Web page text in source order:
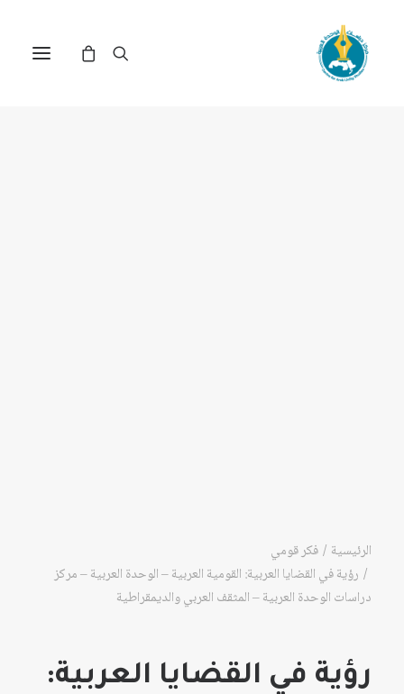
الرئيسية فكر قومي
رؤية في القضايا العربية: القومية العربية – الوحدة العربية – مركز
دراسات الوحدة العربية – المثقف العربي والديمقراطية
رؤية في القضايا العربية: